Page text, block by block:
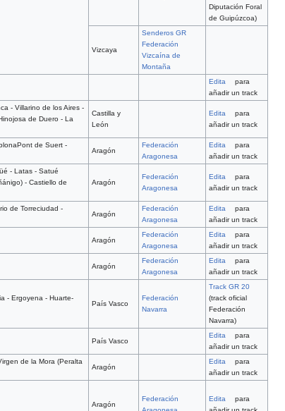
Diputación Foral
de Guipúzcoa)
Vizcaya
Senderos GR
Federación
Vizcaína de
Montaña
Edita
para
añadir un track
- Villarino de los Aires -
de Duero - La
Castilla y
León
Edita
para
añadir un track
de Suert -
Aragón
Federación
Aragonesa
Edita
para
añadir un track
- Latas - Satué
- Castiello de
Aragón
Federación
Aragonesa
Edita
para
añadir un track
de Torreciudad -
Aragón
Federación
Aragonesa
Edita
para
añadir un track
Aragón
Federación
Aragonesa
Edita
para
añadir un track
Aragón
Federación
Aragonesa
Edita
para
añadir un track
- Ergoyena - Huarte-
País Vasco
Federación
Navarra
Track GR 20
(track oficial
Federación
Navarra)
País Vasco
Edita
para
añadir un track
de la Mora (Peralta
Aragón
Edita
para
añadir un track
Aragón
Federación
Edita
para